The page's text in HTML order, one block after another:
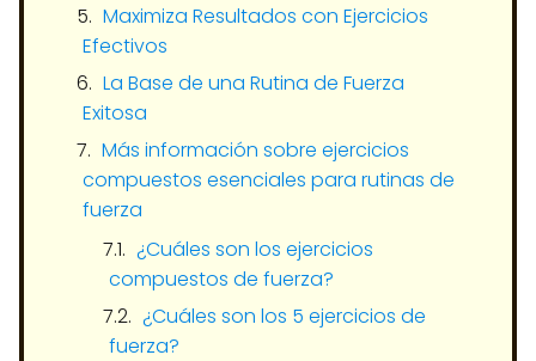
Maximiza Resultados con Ejercicios
Efectivos
La Base de una Rutina de Fuerza
Exitosa
Más información sobre ejercicios
compuestos esenciales para rutinas de
fuerza
¿Cuáles son los ejercicios
compuestos de fuerza?
¿Cuáles son los 5 ejercicios de
fuerza?